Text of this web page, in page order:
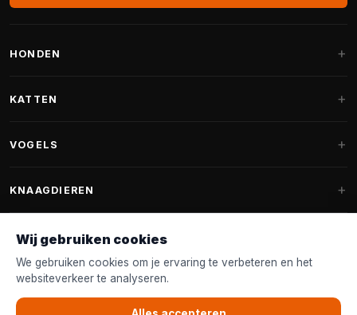
HONDEN
Fantail hondenmanden
Hondenspeelgoed
Halsband & Lijn
Shampoo & Verzorging
KATTEN
Krabpalen voor Maine Coon
Kattenmanden
VOGELS
Vogelvoer binnenvogels
Voederhuisjes
Nestkastjes & Nesting
Tuinvogelvoer
KNAAGDIEREN
Knaagdierenvoer
Accessoires
KLANTENSERVICE
Wij gebruiken cookies
We gebruiken cookies om je ervaring te verbeteren en het
websiteverkeer te analyseren.